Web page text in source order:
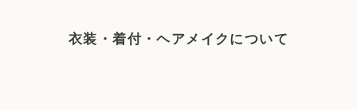
衣装・着付・ヘアメイクについて